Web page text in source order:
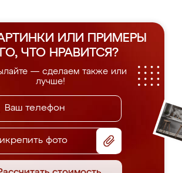
ИЛИ ПРИМЕРЫ
ЧТО НРАВИТСЯ?
— сделаем также или
лучше!
фото